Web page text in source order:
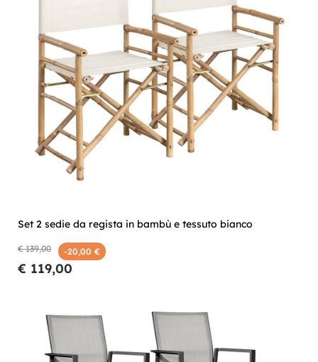
Set 2 sedie da regista in bambù e tessuto bianco
€ 139,00 -20,00 €
€ 119,00